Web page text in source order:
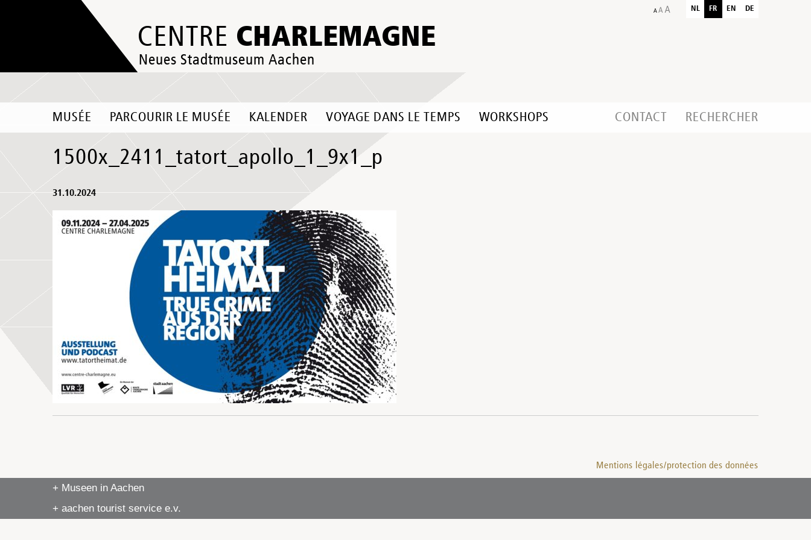
CENTRE CHARLEMAGNE
Neues Stadtmuseum Aachen
NL FR EN DE
MUSÉE PARCOURIR LE MUSÉE KALENDER VOYAGE DANS LE TEMPS WORKSHOPS CONTACT RECHERCHER
1500x_2411_tatort_apollo_1_9x1_p
31.10.2024
Mentions légales/protection des données
+ Museen in Aachen
+ aachen tourist service e.v.